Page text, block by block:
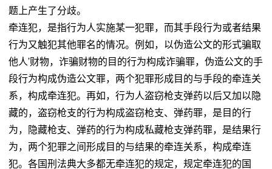
题上产生了分歧。
牵连犯，是指行为人实施某一犯罪，而其手段行为或者结果
行为又触犯其他罪名的情况。例如，以伪造公文的形式骗取
他人'财物，诈骗财物的目的行为构成诈骗罪，伪造公文的手
段行为构成伪造公文罪，两个犯罪形成目的与手段的牵连关
系，构成牵连犯。再如，行为人盗窃枪支弹药以后又加以隐
藏的，盗窃枪支的行为构成盗窃枪支、弹药罪，是目的行
为，隐藏枪支、弹药的行为构成私藏枪支弹药罪，是结果行
为，两个犯罪之间形成目的与结果的牵连关系，构成牵连
犯。各国刑法典大多都无牵连犯的规定，规定牵连犯的国